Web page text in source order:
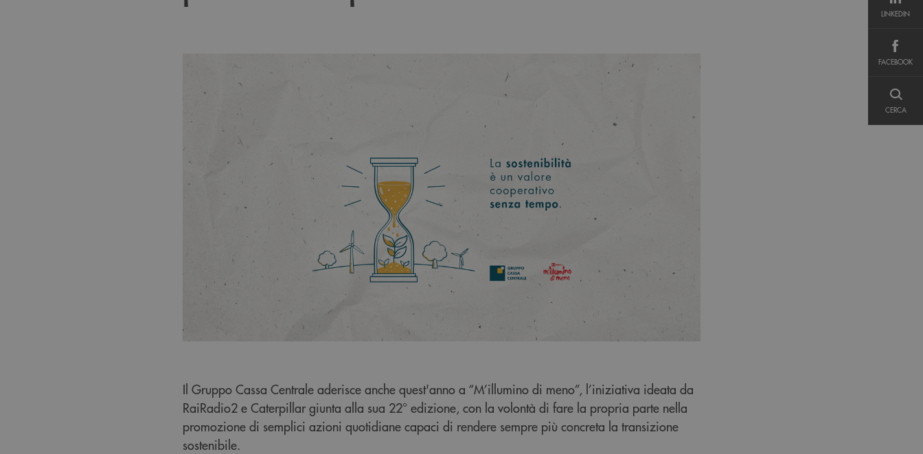
LINKEDIN
FACEBOOK
CERCA
Il Gruppo Cassa Centrale aderisce anche quest'anno a “M’illumino di meno”, l’iniziativa ideata da
RaiRadio2 e Caterpillar giunta alla sua 22° edizione, con la volontà di fare la propria parte nella
promozione di semplici azioni quotidiane capaci di rendere sempre più concreta la transizione
sostenibile.